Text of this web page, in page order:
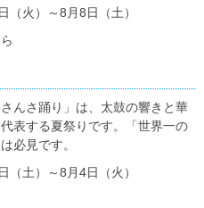
（火）～8月8日（土）
んさ踊り」は、太鼓の響きと華
表する夏祭りです。「世界一の
必見です。
（土）～8月4日（火）